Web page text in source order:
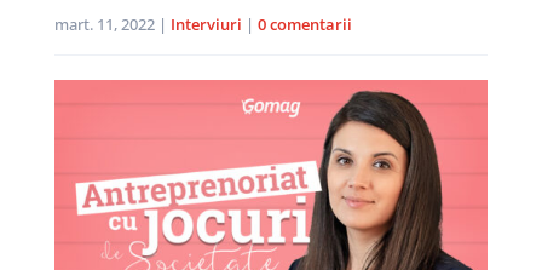
mart. 11, 2022| Interviuri | 0 comentarii